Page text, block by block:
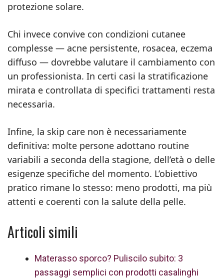
protezione solare.
Chi invece convive con condizioni cutanee
complesse — acne persistente, rosacea, eczema
diffuso — dovrebbe valutare il cambiamento con
un professionista. In certi casi la stratificazione
mirata e controllata di specifici trattamenti resta
necessaria.
Infine, la skip care non è necessariamente
definitiva: molte persone adottano routine
variabili a seconda della stagione, dell’età o delle
esigenze specifiche del momento. L’obiettivo
pratico rimane lo stesso: meno prodotti, ma più
attenti e coerenti con la salute della pelle.
Articoli simili
Materasso sporco? Puliscilo subito: 3
passaggi semplici con prodotti casalinghi